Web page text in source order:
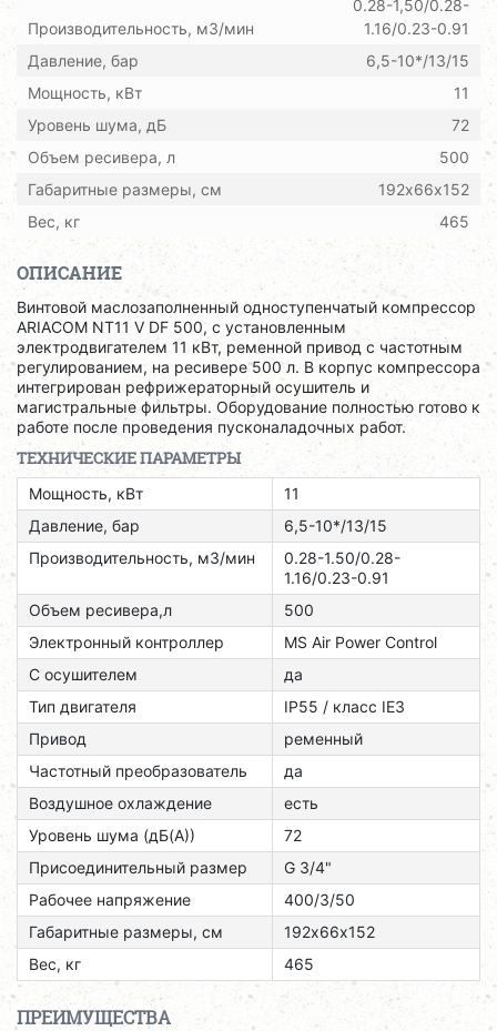
Производительность, м3/мин
0.28-1,50/0.28-
1.16/0.23-0.91
Давление, бар
6,5-10*/13/15
Мощность, кВт
11
Уровень шума, дБ
72
Объем ресивера, л
500
Габаритные размеры, см
192х66х152
Вес, кг
465
ОПИСАНИЕ
Винтовой маслозаполненный одноступенчатый компрессор
ARIACOM NT11 V DF 500, с установленным
электродвигателем 11 кВт, ременной привод с частотным
регулированием, на ресивере 500 л. В корпус компрессора
интегрирован рефрижераторный осушитель и
магистральные фильтры. Оборудование полностью готово к
работе после проведения пусконаладочных работ.
ТЕХНИЧЕСКИЕ ПАРАМЕТРЫ
Мощность, кВт
11
Давление, бар
6,5-10*/13/15
Производительность, м3/мин
0.28-1.50/0.28-
1.16/0.23-0.91
Объем ресивера,л
500
Электронный контроллер
MS Air Power Control
С осушителем
да
Тип двигателя
ІР55 / класс ІЕЗ
Привод
ременный
Частотный преобразователь
да
Воздушное охлаждение
есть
Уровень шума (дБ(А))
72
Присоединительный размер
G 3/4"
Рабочее напряжение
400/3/50
Габаритные размеры, см
192х66х152
Вес, кг
465
ПРЕИМУЩЕСТВА